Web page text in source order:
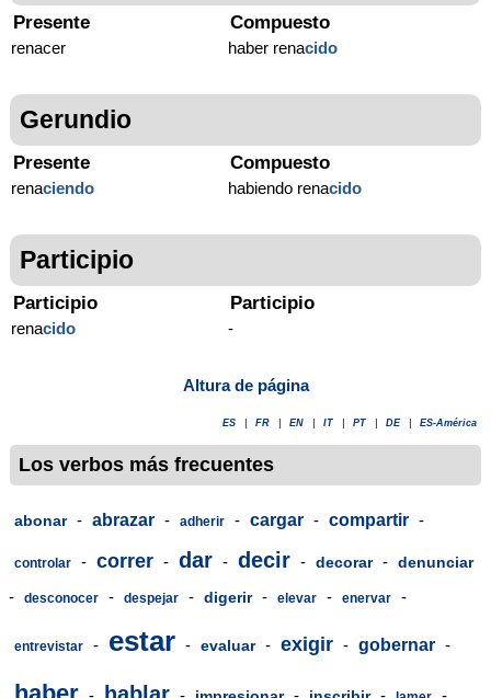
Presente
renacer
Compuesto
haber renacido
Gerundio
Presente
renaciendo
Compuesto
habiendo renacido
Participio
Participio
renacido
Participio
-
Altura de página
ES FR EN IT PT DE ES-América
Los verbos más frecuentes
abonar - abrazar - adherir - cargar - compartir -
controlar - correr - dar - decir - decorar - denunciar
- desconocer - despejar - digerir - elevar - enervar -
entrevistar - estar - evaluar - exigir - gobernar -
haber hablar